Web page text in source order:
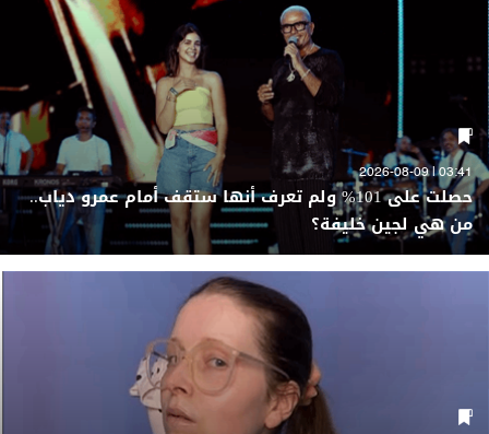
03:41 | 2026-08-09
حصلت على 101% ولم تعرف أنها ستقف أمام عمرو دياب..
من هي لجين خليفة؟